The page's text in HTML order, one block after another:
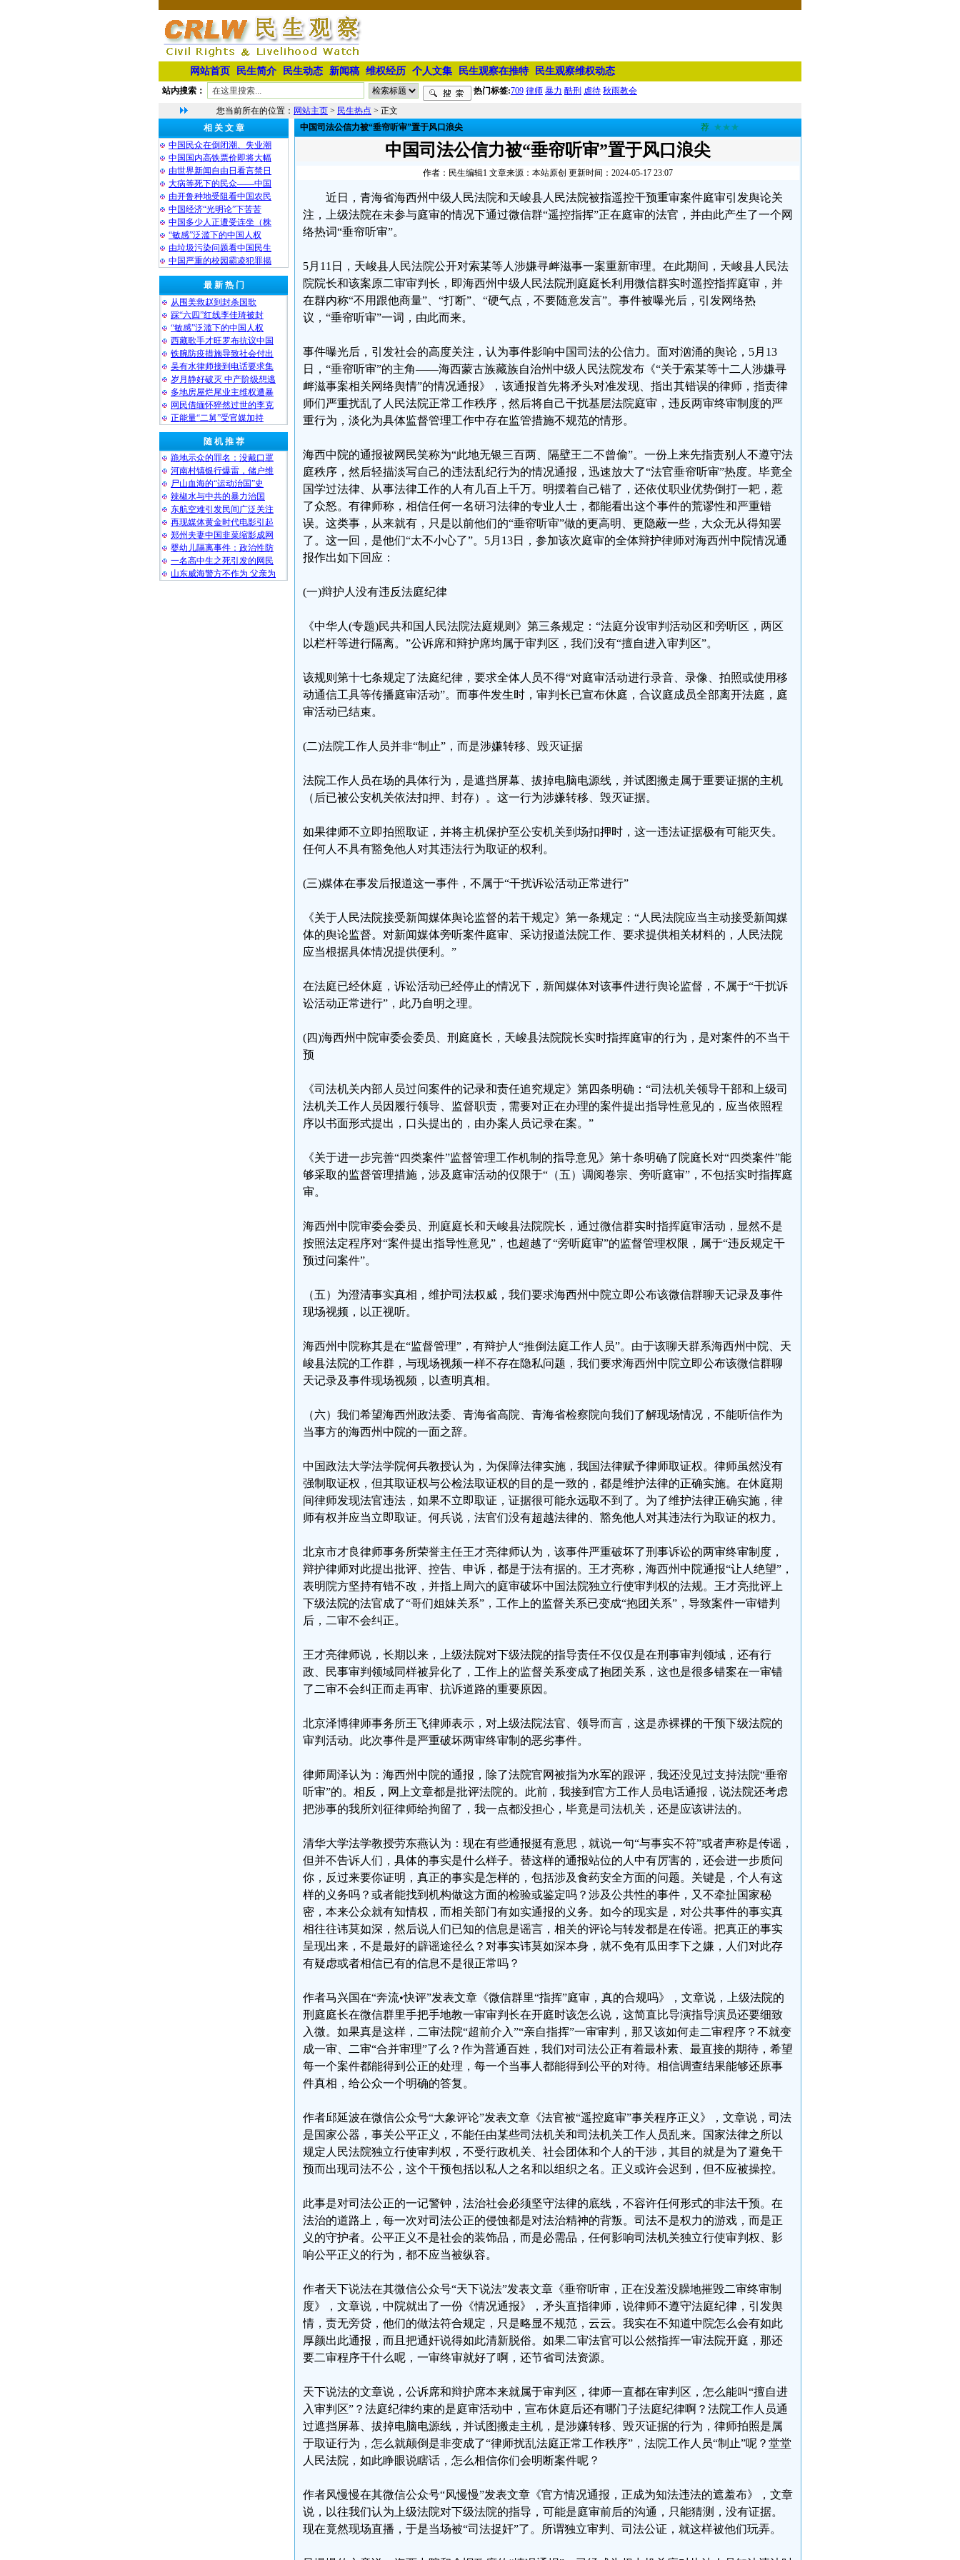
网站首页 民生简介 民生动态 新闻稿 维权经历 个人文集 民生观察在推特 民生观察维权动态
站内搜索： 热门标签:709 律师 暴力 酷刑 虐待 秋雨教会
您当前所在的位置： 网站主页 > 民生热点 > 正文
相 关 文 章
中国民众在倒闭潮、失业潮
中国国内高铁票价即将大幅
由世界新闻自由日看言禁日
大病等死下的民众——中国
由开鲁种地受阻看中国农民
中国经济“光明论”下苦苦
中国多少人正遭受连坐（株
“敏感”泛滥下的中国人权
由垃圾污染问题看中国民生
中国严重的校园霸凌犯罪揭
最 新 热 门
从围美救赵到封杀国歌
踩“六四”红线李佳琦被封
“敏感”泛滥下的中国人权
西藏歌手才旺罗布抗议中国
铁腕防疫措施导致社会付出
吴有水律师接到电话要求集
岁月静好破灭 中产阶级想逃
多地房屋烂尾业主维权遭暴
网民借缅怀猝然过世的李克
正能量“二舅”受官媒加持
随 机 推 荐
跪地示众的罪名：没戴口罩
河南村镇银行爆雷，储户维
尸山血海的“运动治国”史
辣椒水与中共的暴力治国
东航空难引发民间广泛关注
再现媒体黄金时代电影引起
郑州夫妻中国韭菜缩影成网
婴幼儿隔离事件：政治性防
一名高中生之死引发的网民
山东威海警方不作为 父亲为
中国司法公信力被“垂帘听审”置于风口浪尖 荐 ★★★
中国司法公信力被“垂帘听审”置于风口浪尖
作者：民生编辑1 文章来源：本站原创 更新时间：2024-05-17 23:07
近日，青海省海西州中级人民法院和天峻县人民法院被指遥控干预重审案件庭审引发舆论关
注，上级法院在未参与庭审的情况下通过微信群“遥控指挥”正在庭审的法官，并由此产生了一个网
络热词“垂帘听审”。
5月11日，天峻县人民法院公开对索某等人涉嫌寻衅滋事一案重新审理。在此期间，天峻县人民法
院院长和该案原二审审判长，即海西州中级人民法院刑庭庭长利用微信群实时遥控指挥庭审，并
在群内称“不用跟他商量”、“打断”、“硬气点，不要随意发言”。事件被曝光后，引发网络热
议，“垂帘听审”一词，由此而来。
事件曝光后，引发社会的高度关注，认为事件影响中国司法的公信力。面对汹涌的舆论，5月13
日，“垂帘听审”的主角——海西蒙古族藏族自治州中级人民法院发布《“关于索某等十二人涉嫌寻
衅滋事案相关网络舆情”的情况通报》，该通报首先将矛头对准发现、指出其错误的律师，指责律
师们严重扰乱了人民法院正常工作秩序，然后将自己干扰基层法院庭审，违反两审终审制度的严
重行为，淡化为具体监督管理工作中存在监管措施不规范的情形。
海西中院的通报被网民笑称为“此地无银三百两、隔壁王二不曾偷”。一份上来先指责别人不遵守法
庭秩序，然后轻描淡写自己的违法乱纪行为的情况通报，迅速放大了“法官垂帘听审”热度。毕竟全
国学过法律、从事法律工作的人有几百上千万。明摆着自己错了，还依仗职业优势倒打一耙，惹
了众怒。有律师称，相信任何一名研习法律的专业人士，都能看出这个事件的荒谬性和严重错
误。这类事，从来就有，只是以前他们的“垂帘听审”做的更高明、更隐蔽一些，大众无从得知罢
了。这一回，是他们“太不小心了”。5月13日，参加该次庭审的全体辩护律师对海西州中院情况通
报作出如下回应：
(一)辩护人没有违反法庭纪律
《中华人(专题)民共和国人民法院法庭规则》第三条规定：“法庭分设审判活动区和旁听区，两区
以栏杆等进行隔离。”公诉席和辩护席均属于审判区，我们没有“擅自进入审判区”。
该规则第十七条规定了法庭纪律，要求全体人员不得“对庭审活动进行录音、录像、拍照或使用移
动通信工具等传播庭审活动”。而事件发生时，审判长已宣布休庭，合议庭成员全部离开法庭，庭
审活动已结束。
(二)法院工作人员并非“制止”，而是涉嫌转移、毁灭证据
法院工作人员在场的具体行为，是遮挡屏幕、拔掉电脑电源线，并试图搬走属于重要证据的主机
（后已被公安机关依法扣押、封存）。这一行为涉嫌转移、毁灭证据。
如果律师不立即拍照取证，并将主机保护至公安机关到场扣押时，这一违法证据极有可能灭失。
任何人不具有豁免他人对其违法行为取证的权利。
(三)媒体在事发后报道这一事件，不属于“干扰诉讼活动正常进行”
《关于人民法院接受新闻媒体舆论监督的若干规定》第一条规定：“人民法院应当主动接受新闻媒
体的舆论监督。对新闻媒体旁听案件庭审、采访报道法院工作、要求提供相关材料的，人民法院
应当根据具体情况提供便利。”
在法庭已经休庭，诉讼活动已经停止的情况下，新闻媒体对该事件进行舆论监督，不属于“干扰诉
讼活动正常进行”，此乃自明之理。
(四)海西州中院审委会委员、刑庭庭长，天峻县法院院长实时指挥庭审的行为，是对案件的不当干
预
《司法机关内部人员过问案件的记录和责任追究规定》第四条明确：“司法机关领导干部和上级司
法机关工作人员因履行领导、监督职责，需要对正在办理的案件提出指导性意见的，应当依照程
序以书面形式提出，口头提出的，由办案人员记录在案。”
《关于进一步完善“四类案件”监督管理工作机制的指导意见》第十条明确了院庭长对“四类案件”能
够采取的监督管理措施，涉及庭审活动的仅限于“（五）调阅卷宗、旁听庭审”，不包括实时指挥庭
审。
海西州中院审委会委员、刑庭庭长和天峻县法院院长，通过微信群实时指挥庭审活动，显然不是
按照法定程序对“案件提出指导性意见”，也超越了“旁听庭审”的监督管理权限，属于“违反规定干
预过问案件”。
（五）为澄清事实真相，维护司法权威，我们要求海西州中院立即公布该微信群聊天记录及事件
现场视频，以正视听。
海西州中院称其是在“监督管理”，有辩护人“推倒法庭工作人员”。由于该聊天群系海西州中院、天
峻县法院的工作群，与现场视频一样不存在隐私问题，我们要求海西州中院立即公布该微信群聊
天记录及事件现场视频，以查明真相。
（六）我们希望海西州政法委、青海省高院、青海省检察院向我们了解现场情况，不能听信作为
当事方的海西州中院的一面之辞。
中国政法大学法学院何兵教授认为，为保障法律实施，我国法律赋予律师取证权。律师虽然没有
强制取证权，但其取证权与公检法取证权的目的是一致的，都是维护法律的正确实施。在休庭期
间律师发现法官违法，如果不立即取证，证据很可能永远取不到了。为了维护法律正确实施，律
师有权并应当立即取证。何兵说，法官们没有超越法律的、豁免他人对其违法行为取证的权力。
北京市才良律师事务所荣誉主任王才亮律师认为，该事件严重破坏了刑事诉讼的两审终审制度，
辩护律师对此提出批评、控告、申诉，都是于法有据的。王才亮称，海西州中院通报“让人绝望”，
表明院方坚持有错不改，并指上周六的庭审破坏中国法院独立行使审判权的法规。王才亮批评上
下级法院的法官成了“哥们姐妹关系”，工作上的监督关系已变成“抱团关系”，导致案件一审错判
后，二审不会纠正。
王才亮律师说，长期以来，上级法院对下级法院的指导责任不仅仅是在刑事审判领域，还有行
政、民事审判领域同样被异化了，工作上的监督关系变成了抱团关系，这也是很多错案在一审错
了二审不会纠正而走再审、抗诉道路的重要原因。
北京泽博律师事务所王飞律师表示，对上级法院法官、领导而言，这是赤裸裸的干预下级法院的
审判活动。此次事件是严重破坏两审终审制的恶劣事件。
律师周泽认为：海西州中院的通报，除了法院官网被指为水军的跟评，我还没见过支持法院“垂帘
听审”的。相反，网上文章都是批评法院的。此前，我接到官方工作人员电话通报，说法院还考虑
把涉事的我所刘征律师给拘留了，我一点都没担心，毕竟是司法机关，还是应该讲法的。
清华大学法学教授劳东燕认为：现在有些通报挺有意思，就说一句“与事实不符”或者声称是传谣，
但并不告诉人们，具体的事实是什么样子。替这样的通报站位的人中有厉害的，还会进一步质问
你，反过来要你证明，真正的事实是怎样的，包括涉及食药安全方面的问题。关键是，个人有这
样的义务吗？或者能找到机构做这方面的检验或鉴定吗？涉及公共性的事件，又不牵扯国家秘
密，本来公众就有知情权，而相关部门有如实通报的义务。如今的现实是，对公共事件的事实真
相往往讳莫如深，然后说人们已知的信息是谣言，相关的评论与转发都是在传谣。把真正的事实
呈现出来，不是最好的辟谣途径么？对事实讳莫如深本身，就不免有瓜田李下之嫌，人们对此存
有疑虑或者相信已有的信息不是很正常吗？
作者马兴国在“奔流•快评”发表文章《微信群里“指挥”庭审，真的合规吗》，文章说，上级法院的
刑庭庭长在微信群里手把手地教一审审判长在开庭时该怎么说，这简直比导演指导演员还要细致
入微。如果真是这样，二审法院“超前介入”“亲自指挥”一审审判，那又该如何走二审程序？不就变
成一审、二审“合并审理”了么？作为普通百姓，我们对司法公正有着最朴素、最直接的期待，希望
每一个案件都能得到公正的处理，每一个当事人都能得到公平的对待。相信调查结果能够还原事
件真相，给公众一个明确的答复。
作者邱延波在微信公众号“大象评论”发表文章《法官被“遥控庭审”事关程序正义》，文章说，司法
是国家公器，事关公平正义，不能任由某些司法机关和司法机关工作人员乱来。国家法律之所以
规定人民法院独立行使审判权，不受行政机关、社会团体和个人的干涉，其目的就是为了避免干
预而出现司法不公，这个干预包括以私人之名和以组织之名。正义或许会迟到，但不应被操控。
此事是对司法公正的一记警钟，法治社会必须坚守法律的底线，不容许任何形式的非法干预。在
法治的道路上，每一次对司法公正的侵蚀都是对法治精神的背叛。司法不是权力的游戏，而是正
义的守护者。公平正义不是社会的装饰品，而是必需品，任何影响司法机关独立行使审判权、影
响公平正义的行为，都不应当被纵容。
作者天下说法在其微信公众号“天下说法”发表文章《垂帘听审，正在没羞没臊地摧毁二审终审制
度》，文章说，中院就出了一份《情况通报》，矛头直指律师，说律师不遵守法庭纪律，引发舆
情，责无旁贷，他们的做法符合规定，只是略显不规范，云云。我实在不知道中院怎么会有如此
厚颜出此通报，而且把通奸说得如此清新脱俗。如果二审法官可以公然指挥一审法院开庭，那还
要二审程序干什么呢，一审终审就好了啊，还节省司法资源。
天下说法的文章说，公诉席和辩护席本来就属于审判区，律师一直都在审判区，怎么能叫“擅自进
入审判区”？法庭纪律约束的是庭审活动中，宣布休庭后还有哪门子法庭纪律啊？法院工作人员通
过遮挡屏幕、拔掉电脑电源线，并试图搬走主机，是涉嫌转移、毁灭证据的行为，律师拍照是属
于取证行为，怎么就颠倒是非变成了“律师扰乱法庭正常工作秩序”，法院工作人员“制止”呢？堂堂
人民法院，如此睁眼说瞎话，怎么相信你们会明断案件呢？
作者风慢慢在其微信公众号“风慢慢”发表文章《官方情况通报，正成为知法违法的遮羞布》，文章
说，以往我们认为上级法院对下级法院的指导，可能是庭审前后的沟通，只能猜测，没有证据。
现在竟然现场直播，于是当场被“司法捉奸”了。所谓独立审判、司法公证，就这样被他们玩弄。